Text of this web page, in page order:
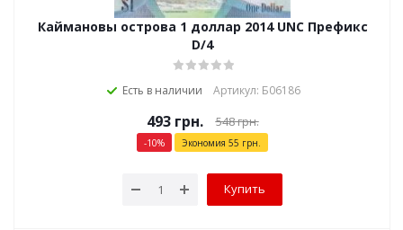
Каймановы острова 1 доллар 2014 UNC Префикс
D/4
Есть в наличии Артикул: Б06186
493грн. 548грн.
-10% Экономия 55 грн.
Купить